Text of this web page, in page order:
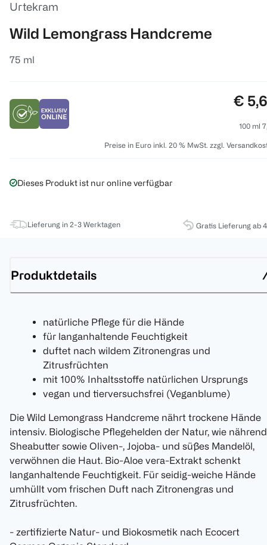
Urtekram
Wild Lemongrass Handcreme
75 ml
€
100 ml
Preise in Euro inkl. 20 % MwSt. zzgl.
Dieses Produkt ist nur online verfügbar
Lieferung in 2-3 Werktagen Gratis Lieferung ab
Produktdetails
natürliche Pflege für die Hände
für langanhaltende Feuchtigkeit
duftet nach wildem Zitronengras und
Zitrusfrüchten
mit 100% Inhaltsstoffe natürlichen Ursprungs
vegan und tierversuchsfrei (Veganblume)
Die Wild Lemongrass Handcreme nährt trockene Hände
intensiv. Biologische Pflegehelden der Natur, wie
Sheabutter sowie Oliven-, Jojoba- und süßes Mandelöl,
verwöhnen die Haut. Bio-Aloe vera-Extrakt schenkt
langanhaltende Feuchtigkeit. Für seidig-weiche Hände
umhüllt vom frischen Duft nach Zitronengras und
Zitrusfrüchten.
- zertifizierte Natur- und Biokosmetik nach Ecocert